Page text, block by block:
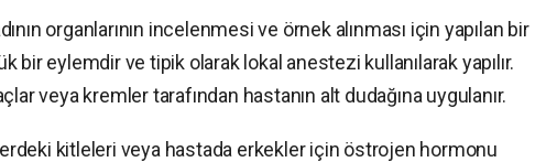
organlarının incelenmesi ve örnek alınması için yapılan bir
bir eylemdir ve tipik olarak lokal anestezi kullanılarak yapılır.
veya kremler tarafından hastanın alt dudağına uygulanır.
kitleleri veya hastada erkekler için östrojen hormonu